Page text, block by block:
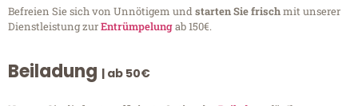
Befreien Sie sich von Unnötigem undstarten Sie frischmit unserer
Dienstleistung zurEntrümpelungab 150€.
Beiladung | ab 50€